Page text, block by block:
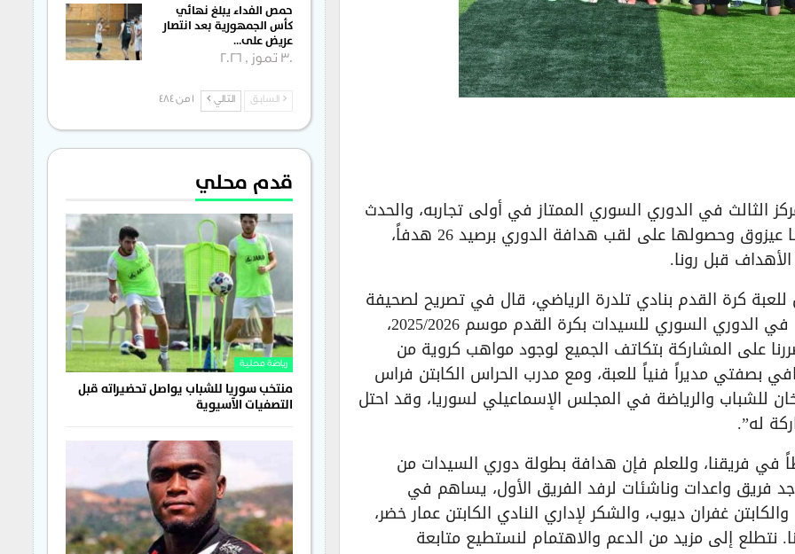
الثالث في الدوري السوري الممتاز في أولى تجاربه، والحدث
الأكبر كان من نصيب النادي عبر لاعبته المتميزة رونا عيزوق وحصولها على لقب هدافة الدوري برصيد 26 هدفاً،
قبل رونا.
كرة القدم بنادي تلدرة الرياضي، قال في تصريح لصحيفة
“الموقف الرياضي”: “شارك نادي تلدرة ولأول مرة في الدوري السوري للسيدات بكرة القدم موسم 2025/2026،
على المشاركة بتكاتف الجميع لوجود مواهب كروية من
من 5 سنوات تحت إشرافي بصفتي مديراً فنياً للعبة، ومع مدرب الحراس الكابتن فراس
للشباب والرياضة في المجلس الإسماعيلي لسوريا، وقد احتل
فريقنا، وللعلم فإن هدافة بطولة دوري السيدات من
عيزوق بـ 26 هدفاً، كما يوجد فريق واعدات وناشئات لرفد الفريق الأول، يساهم في
غفران ديوب، والشكر لإداري النادي الكابتن عمار خضر،
إلى مزيد من الدعم والاهتمام لنستطيع متابعة
حمص الفداء يبلغ نهائي
كأس الجمهورية بعد انتصار
عريض على…
30 تموز , 2026
السابق التالي 1 من 484
قدم محلي
رياضة محلية
منتخب سوريا للشباب يواصل تحضيراته قبل
التصفيات الآسيوية